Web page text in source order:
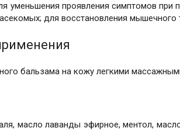
уменьшения проявления симптомов при
для восстановления мышечного
бальзама на кожу легкими
масло лаванды эфирное, ментол,